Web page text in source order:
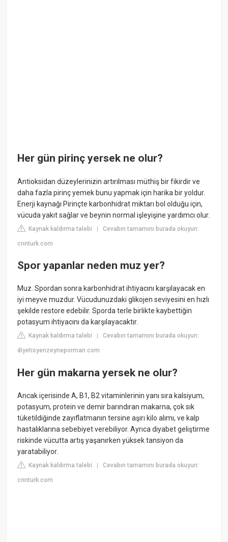
Her gün pirinç yersek ne olur?
Antioksidan düzeylerinizin artırılması müthiş bir fikirdir ve
daha fazla pirinç yemek bunu yapmak için harika bir yoldur.
Enerji kaynağı Pirinçte karbonhidrat miktarı bol olduğu için,
vücuda yakıt sağlar ve beynin normal işleyişine yardımcı olur.
Kaynak kaldırma talebi |Cevabın tamamını burada okuyun:
cnnturk.com
Spor yapanlar neden muz yer?
Muz. Spordan sonra karbonhidrat ihtiyacını karşılayacak en
iyi meyve muzdur. Vücudunuzdaki glikojen seviyesini en hızlı
şekilde restore edebilir. Sporda terle birlikte kaybettiğin
potasyum ihtiyacını da karşılayacaktır.
Kaynak kaldırma talebi |Cevabın tamamını burada okuyun:
diyetisyenzeyneporman.com
Her gün makarna yersek ne olur?
Ancak içerisinde A, B1, B2 vitaminlerinin yanı sıra kalsiyum,
potasyum, protein ve demir barındıran makarna, çok sık
tüketildiğinde zayıflatmanın tersine aşırı kilo alımı, ve kalp
hastalıklarına sebebiyet verebiliyor. Ayrıca diyabet geliştirme
riskinde vücutta artış yaşanırken yüksek tansiyon da
yaratabiliyor.
Kaynak kaldırma talebi |Cevabın tamamını burada okuyun:
cnnturk.com